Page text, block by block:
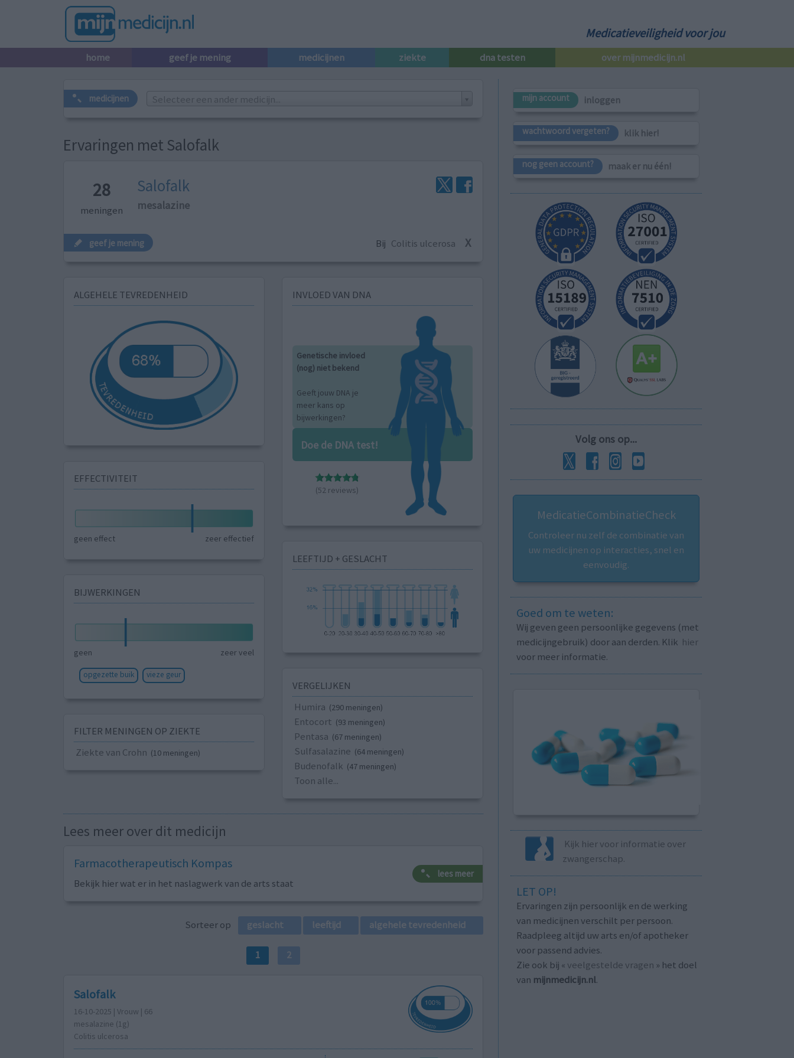
Medicatieveiligheid voor jou
home geef je mening medicijnen ziekte dna testen over mijnmedicijn.nl
medicijnen Selecteer een ander medicijn...
Ervaringen met Salofalk
28
meningen
Salofalk
mesalazine
geef je mening Bij Colitis ulcerosa X
ALGEHELE TEVREDENHEID
EFFECTIVITEIT
geen effect zeer effectief
BIJWERKINGEN
geen zeer veel
opgezette buik vieze geur
FILTER MENINGEN OP ZIEKTE
Ziekte van Crohn (10 meningen)
INVLOED VAN DNA
Genetische invloed
(nog) niet bekend
Geeft jouw DNA je
meer kans op
bijwerkingen?
Doe de DNA test!
(52 reviews)
LEEFTIJD + GESLACHT
VERGELIJKEN
Humira (290 meningen)
Entocort (93 meningen)
Pentasa (67 meningen)
Sulfasalazine (64 meningen)
Budenofalk (47 meningen)
Toon alle...
Lees meer over dit medicijn
Farmacotherapeutisch Kompas
Bekijk hier wat er in het naslagwerk van de arts staat
lees meer
Sorteer op geslacht leeftijd algehele tevredenheid
1 2
Salofalk
16-10-2025 | Vrouw | 66
mesalazine (1g)
Colitis ulcerosa
mijn account inloggen
wachtwoord vergeten? klik hier!
nog geen account? maak er nu één!
Volg ons op...
MedicatieCombinatieCheck
Controleer nu zelf de combinatie van
uw medicijnen op interacties, snel en
eenvoudig.
Goed om te weten:
Wij geven geen persoonlijke gegevens (met
medicijngebruik) door aan derden. Klik hier
voor meer informatie.
Kijk hier voor informatie over
zwangerschap.
LET OP!
Ervaringen zijn persoonlijk en de werking
van medicijnen verschilt per persoon.
Raadpleeg altijd uw arts en/of apotheker
voor passend advies.
Zie ook bij « veelgestelde vragen » het doel
van mijnmedicijn.nl.